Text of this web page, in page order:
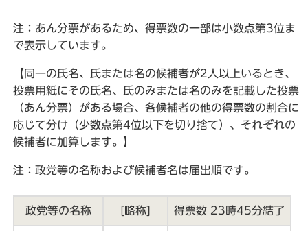
注：あん分票があるため、得票数の一部は小数点第3位ま
で表示しています。
【同一の氏名、氏または名の候補者が2人以上いるとき、
投票用紙にその氏名、氏のみまたは名のみを記載した投票
（あん分票）がある場合、各候補者の他の得票数の割合に
応じて分け（少数点第4位以下を切り捨て）、それぞれの
候補者に加算します。】
注：政党等の名称および候補者名は届出順です。
政党等の名称 [略称] 得票数 23時45分結了